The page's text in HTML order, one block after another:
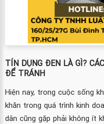
TÍN DỤNG ĐEN LÀ GÌ?
ĐỂ TRÁNH
Hiện nay, trong cuộc sống
khăn trong quá trình kinh
dân cũng gặp phải không ít